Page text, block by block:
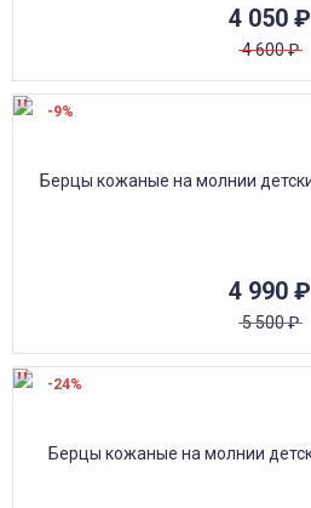
4 050 ₽
4 600₽
4 990 ₽
5 500₽
-9%
-24%